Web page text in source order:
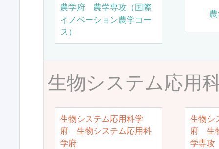
農学府 農学専攻（国際
イノベーション農学コー
ス）
生物システム応用
生物システム応用科学
府 生物システム応用科
学府
生物シ
府 生
学専攻